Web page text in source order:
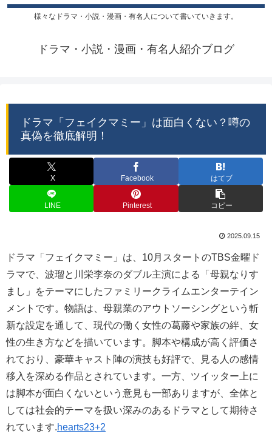
様々なドラマ・小説・漫画・有名人について書いていきます。
ドラマ・小説・漫画・有名人紹介ブログ
ドラマ「フェイクマミー」は面白くない？噂の
真偽を徹底解明！
X Facebook はてブ
LINE Pinterest コピー
2025.09.15
ドラマ「フェイクマミー」は、10月スタートのTBS金曜ド
ラマで、波瑠と川栄李奈のダブル主演による「母親なりす
まし」をテーマにしたファミリークライムエンターテイン
メントです。物語は、母親業のアウトソーシングという斬
新な設定を通して、現代の働く女性の葛藤や家族の絆、女
性の生き方などを描いています。脚本や構成が高く評価さ
れており、豪華キャスト陣の演技も好評で、見る人の感情
移入を深める作品とされています。一方、ツイッター上に
は脚本が面白くないという意見も一部ありますが、全体と
しては社会的テーマを扱い深みのあるドラマとして期待さ
れています.hearts23+2